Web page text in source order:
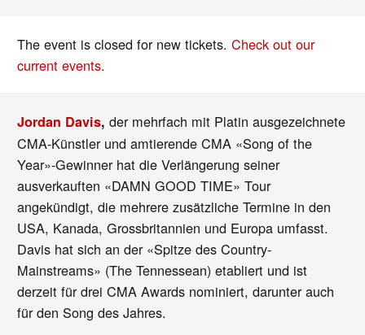
The event is closed for new tickets.Check out our
current events.
Jordan Davis,der mehrfach mit Platin ausgezeichnete
CMA-Künstler und amtierende CMA «Song of the
Year»-Gewinner hat die Verlängerung seiner
ausverkauften «DAMN GOOD TIME» Tour
angekündigt, die mehrere zusätzliche Termine in den
USA, Kanada, Grossbritannien und Europa umfasst.
Davis hat sich an der «Spitze des Country-
Mainstreams» (The Tennessean) etabliert und ist
derzeit für drei CMA Awards nominiert, darunter auch
für den Song des Jahres.